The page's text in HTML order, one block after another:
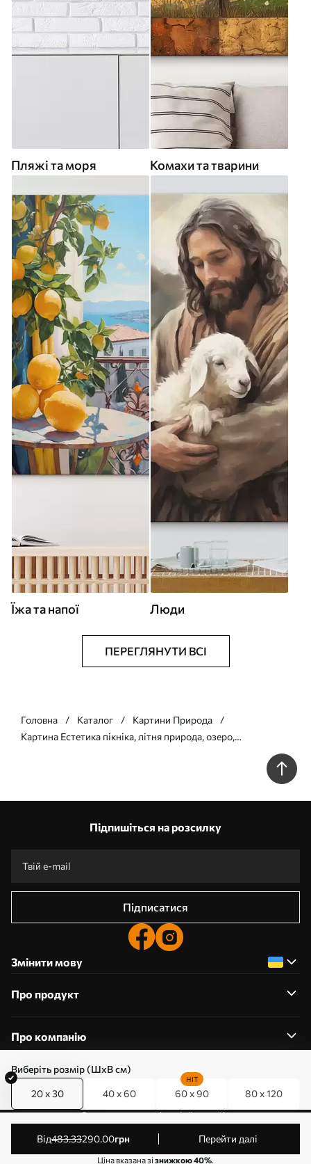
Виберіть розмір (ШхВ см)
20 x 30 40 x 60 60 x 90
HIT
80 x 120
від483.33290.00грн Перейти далі
Ціна вказана зізнижкою 40%.
Пляжі та моря Комахи та тварини
Їжа та напої Люди
ПЕРЕГЛЯНУТИ ВСІ
Головна Каталог
Картини Природа
Картина Естетика пікніка, літня природа, озеро,
Підпишіться на розсилку
Підписатися
Змінити мову
Про продукт
Про компанію
0800357223
Редагування дозволів на файли cookie
© 2011-2026 Art-holst. Усі права захищені. Власник:
ТОВ “КЛЄВЄР”. Код ЄДРПОУ: 31780602.